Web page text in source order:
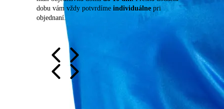
dobu vám vždy potvrdíme individuálne pri
objednaní.
Kolekcia: Royal Spark